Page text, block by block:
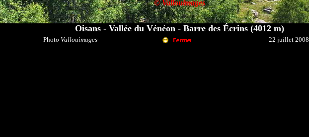
© Vallouimages
Oisans - Vallée du Vénéon - Barre des Écrins (4012 m)
Photo Vallouimages 22 juillet 2008